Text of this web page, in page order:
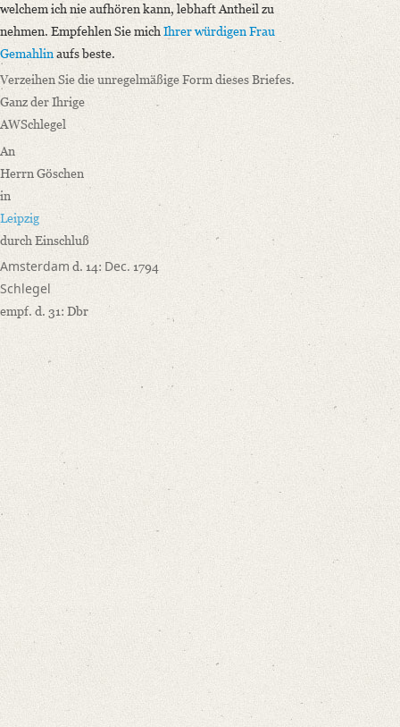
welchem ich nie aufhören kann, lebhaft Antheil zu
nehmen. Empfehlen Sie mich Ihrer würdigen Frau
Gemahlinaufs beste.
Verzeihen Sie die unregelmäßige Form dieses Briefes.
Ganz der Ihrige
AWSchlegel
An
Herrn Göschen
in
Leipzig
durch Einschluß
Amsterdam d. 14: Dec. 1794
Schlegel
empf. d. 31: Dbr